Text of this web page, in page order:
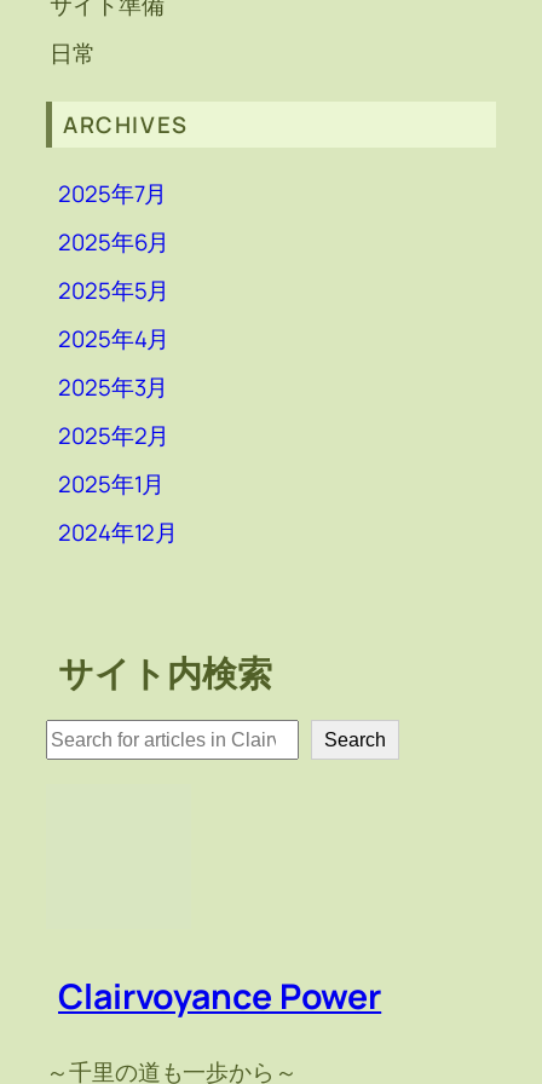
日常
ARCHIVES
2025年7月
2025年6月
2025年5月
2025年4月
2025年3月
2025年2月
2025年1月
2024年12月
サイト内検索
検
索
Search
Clairvoyance Power
～千里の道も一歩から～